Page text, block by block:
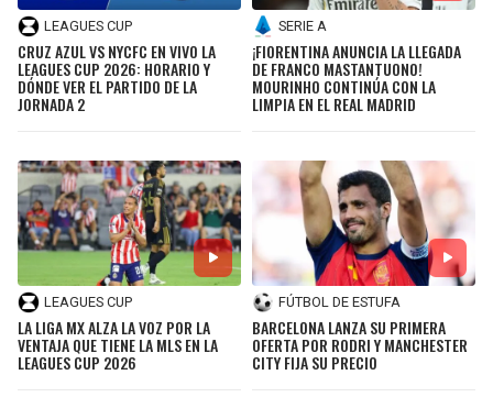
LEAGUES CUP
CRUZ AZUL VS NYCFC EN VIVO LA
LEAGUES CUP 2026: HORARIO Y
DÓNDE VER EL PARTIDO DE LA
JORNADA 2
SERIE A
¡FIORENTINA ANUNCIA LA LLEGADA
DE FRANCO MASTANTUONO!
MOURINHO CONTINÚA CON LA
LIMPIA EN EL REAL MADRID
LEAGUES CUP
LA LIGA MX ALZA LA VOZ POR LA
VENTAJA QUE TIENE LA MLS EN LA
LEAGUES CUP 2026
FÚTBOL DE ESTUFA
BARCELONA LANZA SU PRIMERA
OFERTA POR RODRI Y MANCHESTER
CITY FIJA SU PRECIO